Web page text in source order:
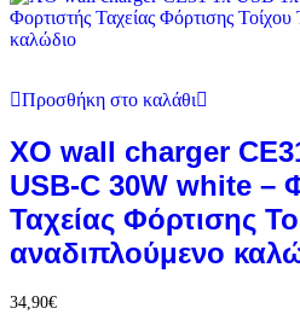
Προσθήκη στο καλάθι
XO wall charger
USB-C 30W white –
Ταχείας Φόρτισης
αναδιπλούμενο
34,90€